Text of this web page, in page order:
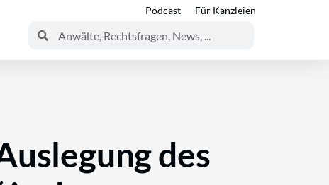
Podcast Für Kanzleien
des